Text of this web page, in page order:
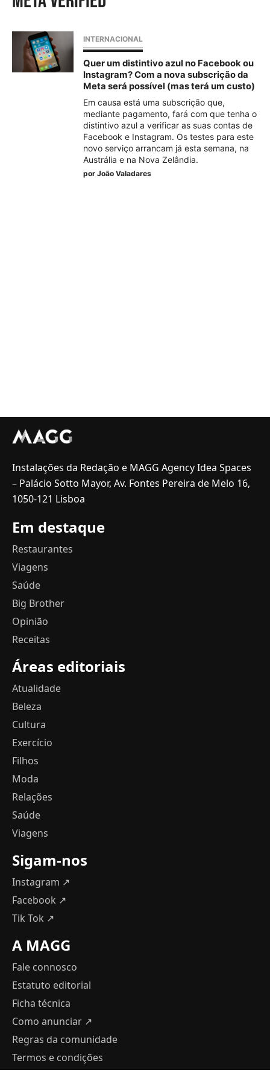
INTERNACIONAL
Quer um distintivo azul no Facebook ou
Instagram? Com a nova subscrição da
Meta será possível (mas terá um custo)
Em causa está uma subscrição que,
mediante pagamento, fará com que tenha o
distintivo azul a verificar as suas contas de
Facebook e Instagram. Os testes para este
novo serviço arrancam já esta semana, na
Austrália e na Nova Zelândia.
por João Valadares
Instalações da Redação e MAGG Agency Idea Spaces
– Palácio Sotto Mayor, Av. Fontes Pereira de Melo 16,
1050-121 Lisboa
Em destaque
Restaurantes
Viagens
Saúde
Big Brother
Opinião
Receitas
Áreas editoriais
Atualidade
Beleza
Cultura
Exercício
Filhos
Moda
Relações
Saúde
Viagens
Sigam-nos
Instagram ↗
Facebook ↗
Tik Tok ↗
A MAGG
Fale connosco
Estatuto editorial
Ficha técnica
Como anunciar ↗
Regras da comunidade
Termos e condições